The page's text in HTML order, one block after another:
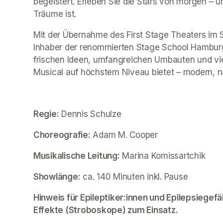
Träume ist.
Mit der Übernahme des First Stage Theaters im
Inhaber der renommierten Stage School
frischen Ideen, umfangreichen Umbauten und
Musical auf höchstem Niveau bietet – modern,
Regie: Dennis Schulze
Choreografie: Adam M. Cooper
Musikalische Leitung: Marina Komissartchik
Showlänge: ca. 140 Minuten inkl. Pause
Hinweis für Epileptiker:innen und
Effekte (Stroboskope) zum Einsatz.